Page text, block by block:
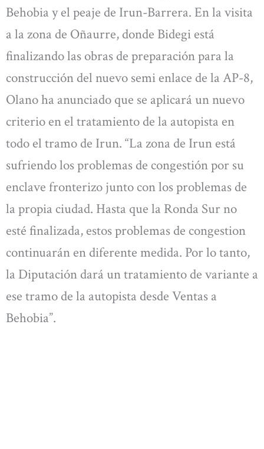
Behobia y el peaje de Irun-Barrera. En la visita
a la zona de Oñaurre, donde Bidegi está
finalizando las obras de preparación para la
construcción del nuevo semi enlace de la AP-8,
Olano ha anunciado que se aplicará un nuevo
criterio en el tratamiento de la autopista en
todo el tramo de Irun. “La zona de Irun está
sufriendo los problemas de congestión por su
enclave fronterizo junto con los problemas de
la propia ciudad. Hasta que la Ronda Sur no
esté finalizada, estos problemas de congestion
continuarán en diferente medida. Por lo tanto,
la Diputación dará un tratamiento de variante a
ese tramo de la autopista desde Ventas a
Behobia”.